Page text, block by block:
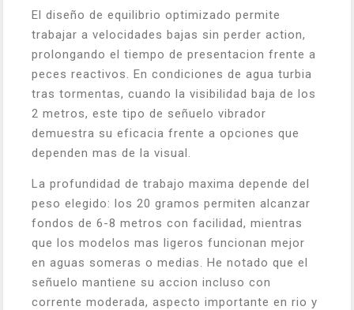
El diseño de equilibrio optimizado permite
trabajar a velocidades bajas sin perder action,
prolongando el tiempo de presentacion frente a
peces reactivos. En condiciones de agua turbia
tras tormentas, cuando la visibilidad baja de los
2 metros, este tipo de señuelo vibrador
demuestra su eficacia frente a opciones que
dependen mas de la visual.
La profundidad de trabajo maxima depende del
peso elegido: los 20 gramos permiten alcanzar
fondos de 6-8 metros con facilidad, mientras
que los modelos mas ligeros funcionan mejor
en aguas someras o medias. He notado que el
señuelo mantiene su accion incluso con
corrente moderada, aspecto importante en rio y